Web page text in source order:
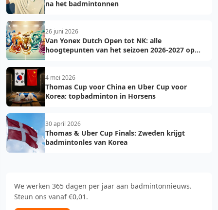
na het badmintonnen
26 juni 2026
Van Yonex Dutch Open tot NK: alle
hoogtepunten van het seizoen 2026-2027 op
4 mei 2026
Thomas Cup voor China en Uber Cup voor
Korea: topbadminton in Horsens
30 april 2026
Thomas & Uber Cup Finals: Zweden krijgt
badmintonles van Korea
We werken 365 dagen per jaar aan badmintonnieuws.
Steun ons vanaf €0,01.